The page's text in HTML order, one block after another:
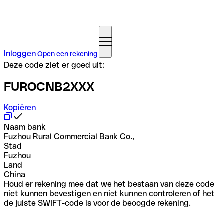
InloggenOpen een rekening
Deze code ziet er goed uit:
FUROCNB2XXX
Kopiëren
Naam bank
Fuzhou Rural Commercial Bank Co.,
Stad
Fuzhou
Land
China
Houd er rekening mee dat we het bestaan van deze code
niet kunnen bevestigen en niet kunnen controleren of het
de juiste SWIFT-code is voor de beoogde rekening.